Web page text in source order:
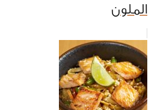
الملون